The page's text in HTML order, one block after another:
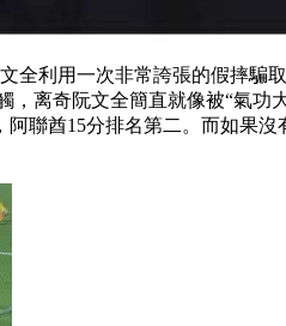
全利用一次非常誇張的假摔騙取
，离奇阮文全簡直就像被“氣功
，阿聯酋15分排名第二。而